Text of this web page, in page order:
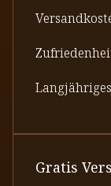
Gratis